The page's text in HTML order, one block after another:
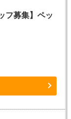
フ募集】ペッ